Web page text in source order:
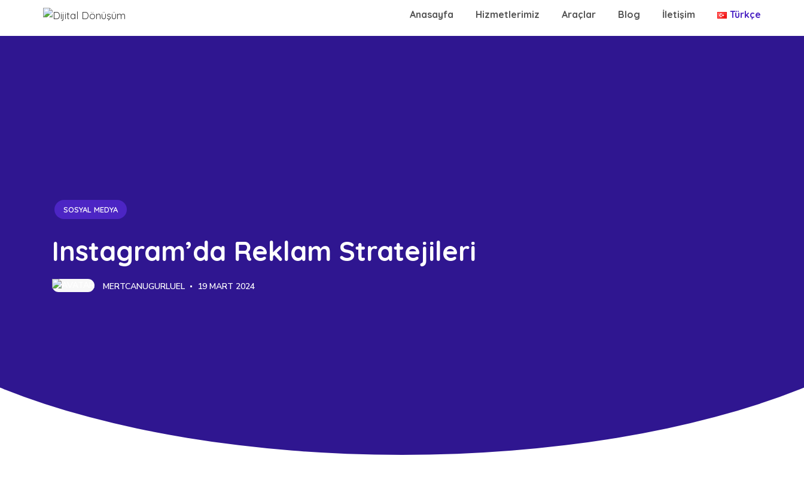
Anasayfa Hizmetlerimiz Araçlar Blog İletişim Türkçe
SOSYAL MEDYA
Instagram’da Reklam Stratejileri
MERTCANUGURLUEL 19 MART 2024